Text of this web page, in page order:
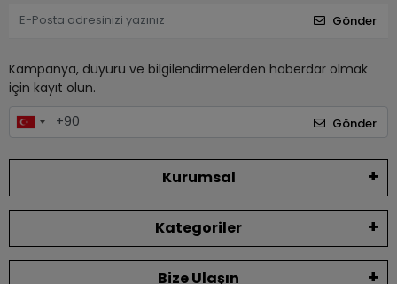
Gönder
Kampanya, duyuru ve bilgilendirmelerden haberdar olmak
için kayıt olun.
Gönder
Kurumsal
Kategoriler
Bize Ulaşın